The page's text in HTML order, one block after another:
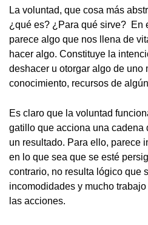
La voluntad, que cosa más
¿qué es? ¿Para qué sirve? En
parece algo que nos llena de
hacer algo. Constituye la
deshacer u otorgar algo de uno
conocimiento, recursos de
Es claro que la voluntad
gatillo que acciona una cadena
un resultado. Para ello, parece
en lo que sea que se esté
contrario, no resulta lógico que
incomodidades y mucho
las acciones.